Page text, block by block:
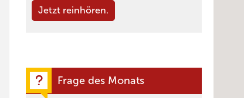
Jetzt reinhören.
Frage des Monats